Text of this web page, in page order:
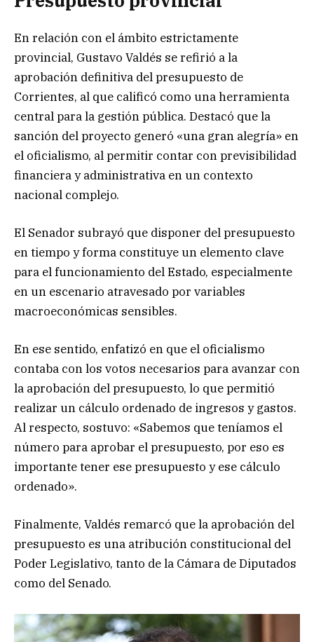
En relación con el ámbito estrictamente
provincial, Gustavo Valdés se refirió a la
aprobación definitiva del presupuesto de
Corrientes, al que calificó como una herramienta
central para la gestión pública. Destacó que la
sanción del proyecto generó «una gran alegría» en
el oficialismo, al permitir contar con previsibilidad
financiera y administrativa en un contexto
nacional complejo.
El Senador subrayó que disponer del presupuesto
en tiempo y forma constituye un elemento clave
para el funcionamiento del Estado, especialmente
en un escenario atravesado por variables
macroeconómicas sensibles.
En ese sentido, enfatizó en que el oficialismo
contaba con los votos necesarios para avanzar con
la aprobación del presupuesto, lo que permitió
realizar un cálculo ordenado de ingresos y gastos.
Al respecto, sostuvo: «Sabemos que teníamos el
número para aprobar el presupuesto, por eso es
importante tener ese presupuesto y ese cálculo
ordenado».
Finalmente, Valdés remarcó que la aprobación del
presupuesto es una atribución constitucional del
Poder Legislativo, tanto de la Cámara de Diputados
como del Senado.